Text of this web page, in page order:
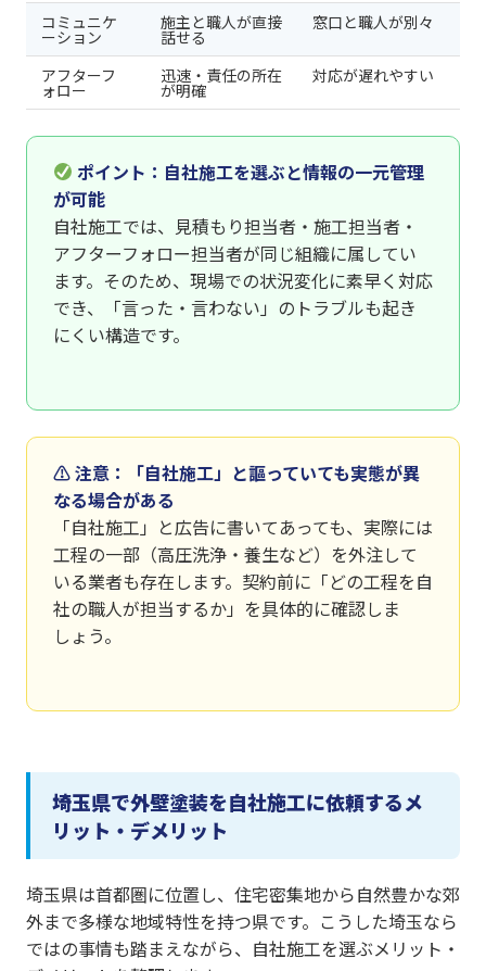
コミュニケ
ーション
施主と職人が直接
話せる
窓口と職人が別々
アフターフ
ォロー
迅速・責任の所在
が明確
対応が遅れやすい
ポイント：自社施工を選ぶと情報の一元管理
が可能
自社施工では、見積もり担当者・施工担当者・
アフターフォロー担当者が同じ組織に属してい
ます。そのため、現場での状況変化に素早く対応
でき、「言った・言わない」のトラブルも起き
にくい構造です。
⚠ 注意：「自社施工」と謳っていても実態が異
なる場合がある
「自社施工」と広告に書いてあっても、実際には
工程の一部（高圧洗浄・養生など）を外注して
いる業者も存在します。契約前に「どの工程を自
社の職人が担当するか」を具体的に確認しま
しょう。
埼玉県で外壁塗装を自社施工に依頼するメ
リット・デメリット
埼玉県は首都圏に位置し、住宅密集地から自然豊かな郊
外まで多様な地域特性を持つ県です。こうした埼玉なら
ではの事情も踏まえながら、自社施工を選ぶメリット・